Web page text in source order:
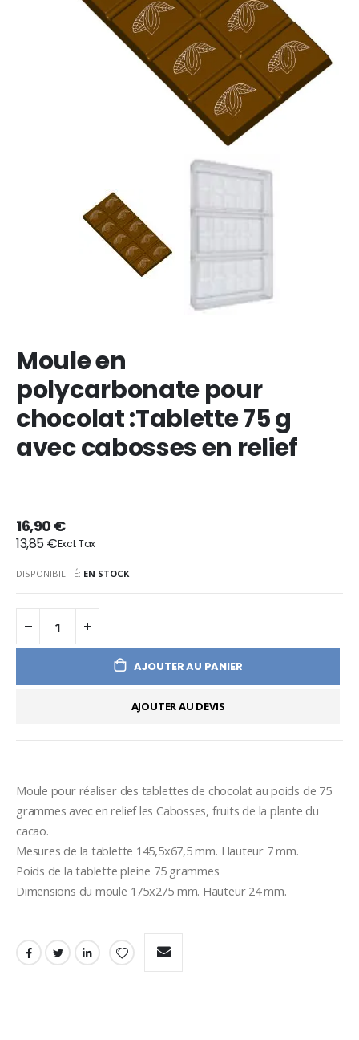
Moule en
polycarbonate pour
chocolat :Tablette 75 g
avec cabosses en relief
16,90 €
13,85 €
DISPONIBILITÉ: EN STOCK
AJOUTER AU PANIER
AJOUTER AU DEVIS
Moule pour réaliser des tablettes de chocolat au poids de 75
grammes avec en relief les Cabosses, fruits de la plante du
cacao.
Mesures de la tablette 145,5x67,5 mm. Hauteur 7 mm.
Poids de la tablette pleine 75 grammes
Dimensions du moule 175x275 mm. Hauteur 24 mm.